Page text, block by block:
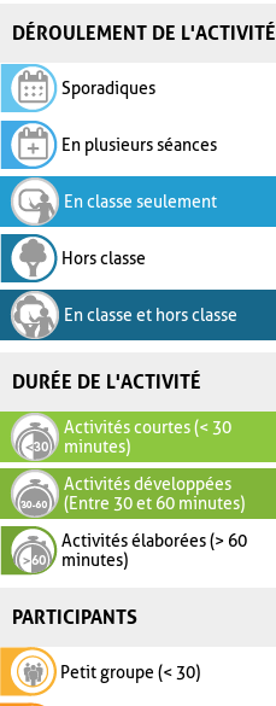
DÉROULEMENT DE L'ACTIVITÉ
Sporadiques
En plusieurs séances
En classe seulement
Hors classe
En classe et hors classe
DURÉE DE L'ACTIVITÉ
Activités courtes (< 30
minutes)
Activités développées
(Entre 30 et 60 minutes)
Activités élaborées (> 60
minutes)
PARTICIPANTS
Petit groupe (< 30)